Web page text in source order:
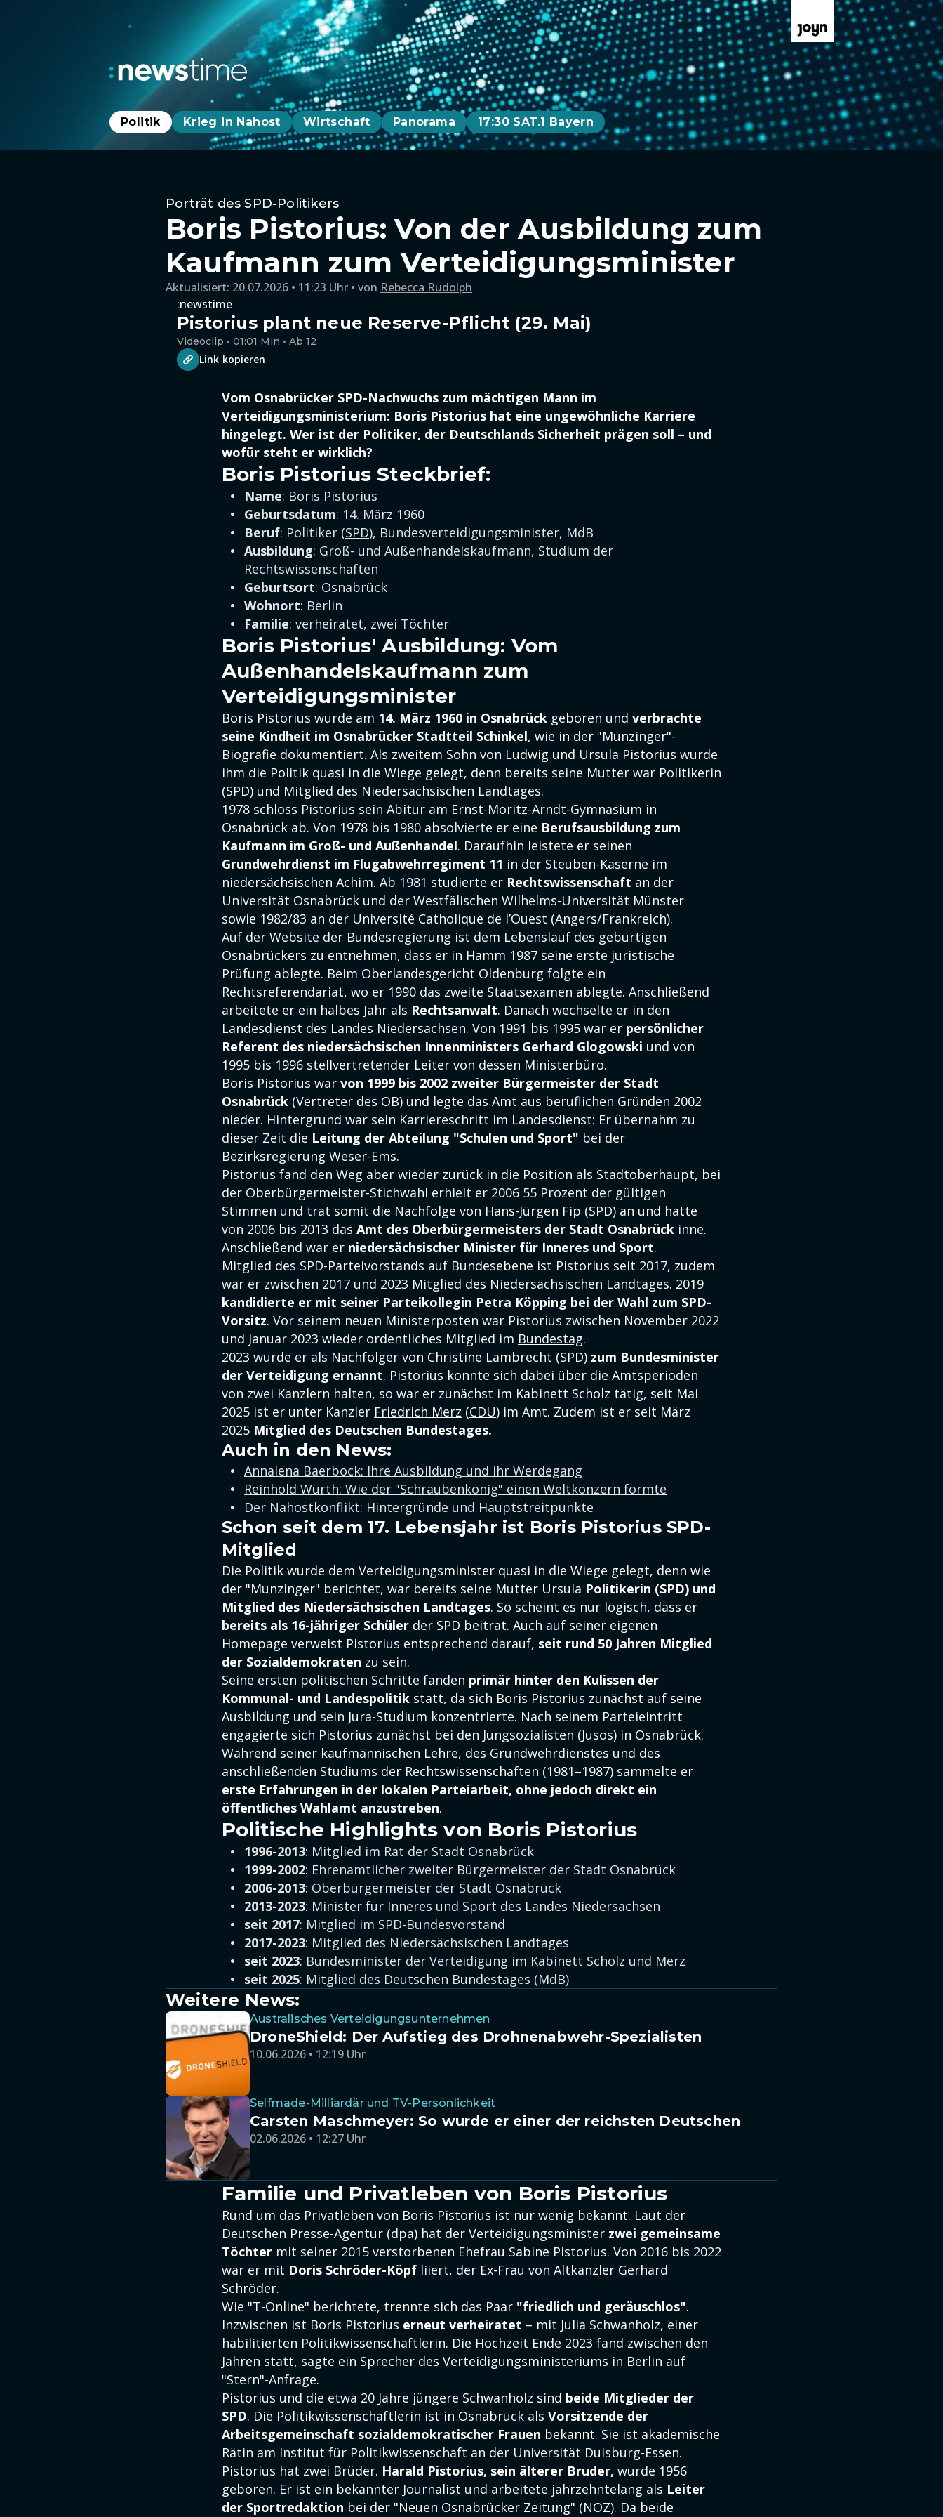
Politik Krieg in Nahost Wirtschaft Panorama 17:30 SAT.1 Bayern
Porträt des SPD-Politikers
Boris Pistorius: Von der Ausbildung zum
Kaufmann zum Verteidigungsminister
Aktualisiert: 20.07.2026 • 11:23 Uhr von Rebecca Rudolph
:newstime
Pistorius plant neue Reserve-Pflicht (29. Mai)
Videoclip • 01:01 Min • Ab 12
Link kopieren
Vom Osnabrücker SPD-Nachwuchs zum mächtigen Mann im
Verteidigungsministerium: Boris Pistorius hat eine ungewöhnliche Karriere
hingelegt. Wer ist der Politiker, der Deutschlands Sicherheit prägen soll – und
wofür steht er wirklich?
Boris Pistorius Steckbrief:
Name: Boris Pistorius
Geburtsdatum: 14. März 1960
Beruf: Politiker (SPD), Bundesverteidigungsminister, MdB
Ausbildung: Groß- und Außenhandelskaufmann, Studium der
Rechtswissenschaften
Geburtsort: Osnabrück
Wohnort: Berlin
Familie: verheiratet, zwei Töchter
Boris Pistorius' Ausbildung: Vom
Außenhandelskaufmann zum
Verteidigungsminister
Boris Pistorius wurde am 14. März 1960 in Osnabrück geboren und verbrachte
seine Kindheit im Osnabrücker Stadtteil Schinkel, wie in der "Munzinger"-
Biografie dokumentiert. Als zweitem Sohn von Ludwig und Ursula Pistorius wurde
ihm die Politik quasi in die Wiege gelegt, denn bereits seine Mutter war Politikerin
(SPD) und Mitglied des Niedersächsischen Landtages.
1978 schloss Pistorius sein Abitur am Ernst-Moritz-Arndt-Gymnasium in
Osnabrück ab. Von 1978 bis 1980 absolvierte er eine Berufsausbildung zum
Kaufmann im Groß- und Außenhandel. Daraufhin leistete er seinen
Grundwehrdienst im Flugabwehrregiment 11 in der Steuben-Kaserne im
niedersächsischen Achim. Ab 1981 studierte er Rechtswissenschaft an der
Universität Osnabrück und der Westfälischen Wilhelms-Universität Münster
sowie 1982/83 an der Université Catholique de l’Ouest (Angers/Frankreich).
Auf der Website der Bundesregierung ist dem Lebenslauf des gebürtigen
Osnabrückers zu entnehmen, dass er in Hamm 1987 seine erste juristische
Prüfung ablegte. Beim Oberlandesgericht Oldenburg folgte ein
Rechtsreferendariat, wo er 1990 das zweite Staatsexamen ablegte. Anschließend
arbeitete er ein halbes Jahr als Rechtsanwalt. Danach wechselte er in den
Landesdienst des Landes Niedersachsen. Von 1991 bis 1995 war er persönlicher
Referent des niedersächsischen Innenministers Gerhard Glogowski und von
1995 bis 1996 stellvertretender Leiter von dessen Ministerbüro.
Boris Pistorius war von 1999 bis 2002 zweiter Bürgermeister der Stadt
Osnabrück (Vertreter des OB) und legte das Amt aus beruflichen Gründen 2002
nieder. Hintergrund war sein Karriereschritt im Landesdienst: Er übernahm zu
dieser Zeit die Leitung der Abteilung "Schulen und Sport" bei der
Bezirksregierung Weser-Ems.
Pistorius fand den Weg aber wieder zurück in die Position als Stadtoberhaupt, bei
der Oberbürgermeister-Stichwahl erhielt er 2006 55 Prozent der gültigen
Stimmen und trat somit die Nachfolge von Hans-Jürgen Fip (SPD) an und hatte
von 2006 bis 2013 das Amt des Oberbürgermeisters der Stadt Osnabrück inne.
Anschließend war er niedersächsischer Minister für Inneres und Sport.
Mitglied des SPD-Parteivorstands auf Bundesebene ist Pistorius seit 2017, zudem
war er zwischen 2017 und 2023 Mitglied des Niedersächsischen Landtages. 2019
kandidierte er mit seiner Parteikollegin Petra Köpping bei der Wahl zum SPD-
Vorsitz. Vor seinem neuen Ministerposten war Pistorius zwischen November 2022
und Januar 2023 wieder ordentliches Mitglied im Bundestag.
2023 wurde er als Nachfolger von Christine Lambrecht (SPD) zum Bundesminister
der Verteidigung ernannt. Pistorius konnte sich dabei über die Amtsperioden
von zwei Kanzlern halten, so war er zunächst im Kabinett Scholz tätig, seit Mai
2025 ist er unter Kanzler Friedrich Merz (CDU) im Amt. Zudem ist er seit März
2025 Mitglied des Deutschen Bundestages.
Auch in den News:
Annalena Baerbock: Ihre Ausbildung und ihr Werdegang
Reinhold Würth: Wie der "Schraubenkönig" einen Weltkonzern formte
Der Nahostkonflikt: Hintergründe und Hauptstreitpunkte
Schon seit dem 17. Lebensjahr ist Boris Pistorius SPD-
Mitglied
Die Politik wurde dem Verteidigungsminister quasi in die Wiege gelegt, denn wie
der "Munzinger" berichtet, war bereits seine Mutter Ursula Politikerin (SPD) und
Mitglied des Niedersächsischen Landtages. So scheint es nur logisch, dass er
bereits als 16-jähriger Schüler der SPD beitrat. Auch auf seiner eigenen
Homepage verweist Pistorius entsprechend darauf, seit rund 50 Jahren Mitglied
der Sozialdemokraten zu sein.
Seine ersten politischen Schritte fanden primär hinter den Kulissen der
Kommunal- und Landespolitik statt, da sich Boris Pistorius zunächst auf seine
Ausbildung und sein Jura-Studium konzentrierte. Nach seinem Parteieintritt
engagierte sich Pistorius zunächst bei den Jungsozialisten (Jusos) in Osnabrück.
Während seiner kaufmännischen Lehre, des Grundwehrdienstes und des
anschließenden Studiums der Rechtswissenschaften (1981–1987) sammelte er
erste Erfahrungen in der lokalen Parteiarbeit, ohne jedoch direkt ein
öffentliches Wahlamt anzustreben.
Politische Highlights von Boris Pistorius
1996-2013: Mitglied im Rat der Stadt Osnabrück
1999-2002: Ehrenamtlicher zweiter Bürgermeister der Stadt Osnabrück
2006-2013: Oberbürgermeister der Stadt Osnabrück
2013-2023: Minister für Inneres und Sport des Landes Niedersachsen
seit 2017: Mitglied im SPD-Bundesvorstand
2017-2023: Mitglied des Niedersächsischen Landtages
seit 2023: Bundesminister der Verteidigung im Kabinett Scholz und Merz
seit 2025: Mitglied des Deutschen Bundestages (MdB)
Weitere News:
Australisches Verteidigungsunternehmen
DroneShield: Der Aufstieg des Drohnenabwehr-Spezialisten
10.06.2026 • 12:19 Uhr
Selfmade-Milliardär und TV-Persönlichkeit
Carsten Maschmeyer: So wurde er einer der reichsten Deutschen
02.06.2026 • 12:27 Uhr
Familie und Privatleben von Boris Pistorius
Rund um das Privatleben von Boris Pistorius ist nur wenig bekannt. Laut der
Deutschen Presse-Agentur (dpa) hat der Verteidigungsminister zwei gemeinsame
Töchter mit seiner 2015 verstorbenen Ehefrau Sabine Pistorius. Von 2016 bis 2022
war er mit Doris Schröder-Köpf liiert, der Ex-Frau von Altkanzler Gerhard
Schröder.
Wie "T-Online" berichtete, trennte sich das Paar "friedlich und geräuschlos".
Inzwischen ist Boris Pistorius erneut verheiratet – mit Julia Schwanholz, einer
habilitierten Politikwissenschaftlerin. Die Hochzeit Ende 2023 fand zwischen den
Jahren statt, sagte ein Sprecher des Verteidigungsministeriums in Berlin auf
"Stern"-Anfrage.
Pistorius und die etwa 20 Jahre jüngere Schwanholz sind beide Mitglieder der
SPD. Die Politikwissenschaftlerin ist in Osnabrück als Vorsitzende der
Arbeitsgemeinschaft sozialdemokratischer Frauen bekannt. Sie ist akademische
Rätin am Institut für Politikwissenschaft an der Universität Duisburg-Essen.
Pistorius hat zwei Brüder. Harald Pistorius, sein älterer Bruder, wurde 1956
geboren. Er ist ein bekannter Journalist und arbeitete jahrzehntelang als Leiter
der Sportredaktion bei der "Neuen Osnabrücker Zeitung" (NOZ). Da beide